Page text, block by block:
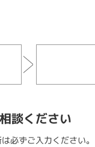
談ください
必ずご入力ください。